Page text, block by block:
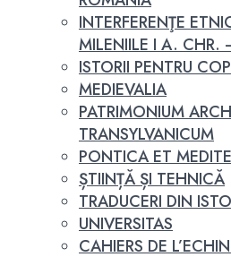
INTERFERENŢE
MILENIILE I A. CHR.
ISTORII PENTRU
MEDIEVALIA
PATRIMONIUM
TRANSYLVANICUM
PONTICA ET
ȘTIINȚĂ ȘI TEHNICĂ
TRADUCERI DIN
UNIVERSITAS
CAHIERS DE